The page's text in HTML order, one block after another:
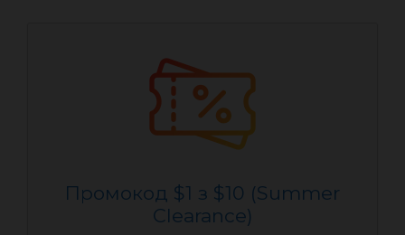
Промокод $1 з $10 (Summer
Clearance)